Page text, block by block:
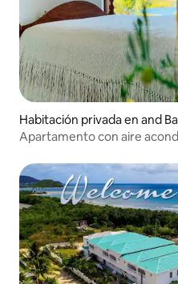
Habitación privada en and
Apartamento con aire